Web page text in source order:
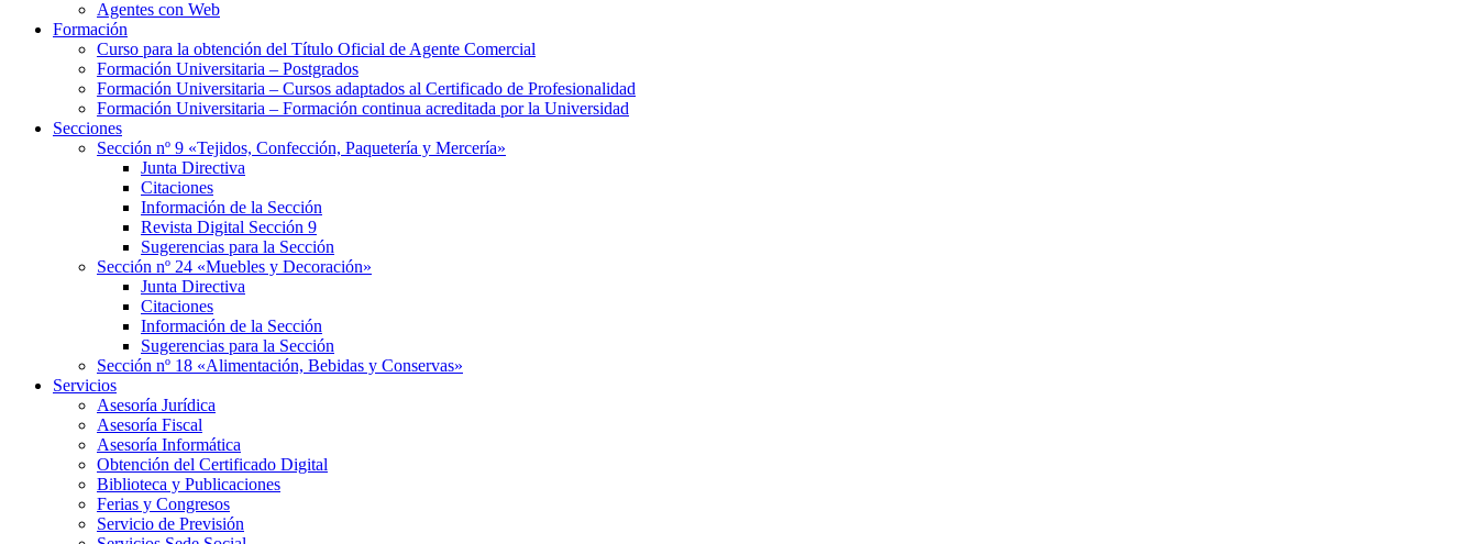
Agentes con Web
Formación
Curso para la obtención del Título Oficial de Agente Comercial
Formación Universitaria – Postgrados
Formación Universitaria – Cursos adaptados al Certificado de Profesionalidad
Formación Universitaria – Formación continua acreditada por la Universidad
Secciones
Sección nº 9 «Tejidos, Confección, Paquetería y Mercería»
Junta Directiva
Citaciones
Información de la Sección
Revista Digital Sección 9
Sugerencias para la Sección
Sección nº 24 «Muebles y Decoración»
Junta Directiva
Citaciones
Información de la Sección
Sugerencias para la Sección
Sección nº 18 «Alimentación, Bebidas y Conservas»
Servicios
Asesoría Jurídica
Asesoría Fiscal
Asesoría Informática
Obtención del Certificado Digital
Biblioteca y Publicaciones
Ferias y Congresos
Servicio de Previsión